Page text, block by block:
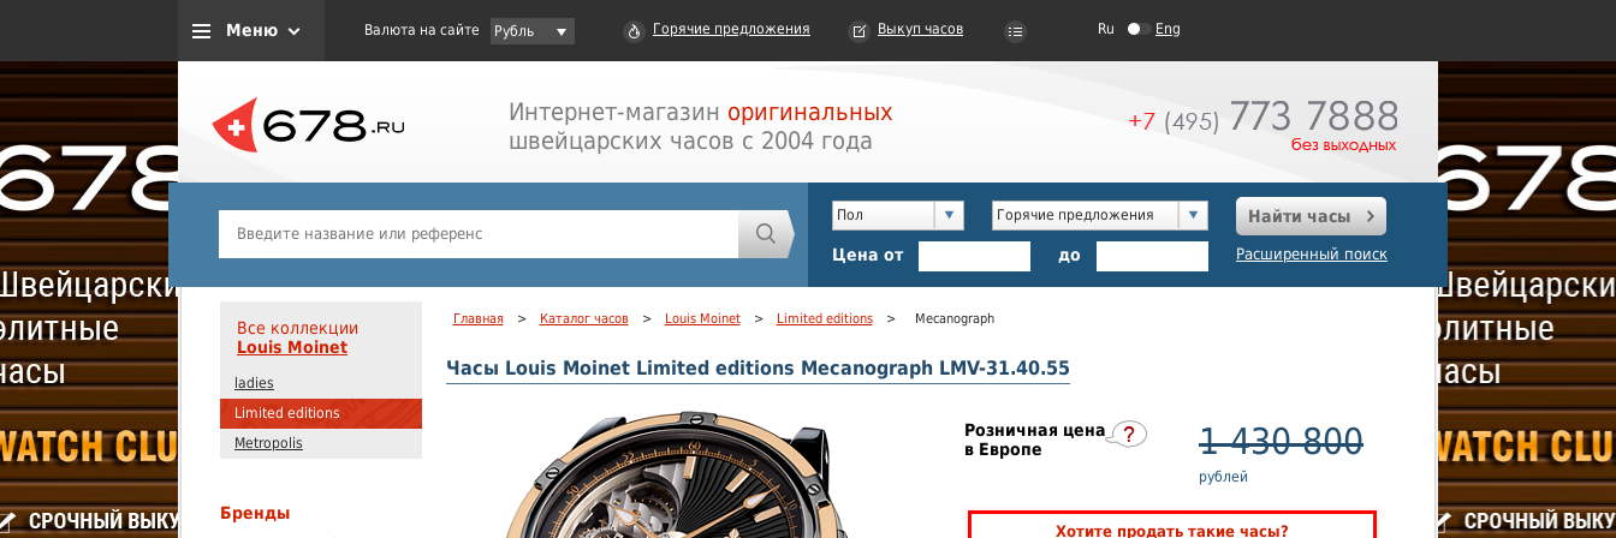
Меню Валюта на сайте Рубль Горячие предложения Выкуп часов Ru Eng
Интернет-магазин оригинальных
швейцарских часов с 2004 года
Пол Горячие предложения
Найти часы
Цена от
до Расширенный поиск
Все коллекции
Louis Moinet
ladies
Limited editions
Metropolis
Бренды
Главная > Каталог часов > Louis Moinet > Limited editions > Mecanograph
Часы Louis Moinet Limited editions Mecanograph LMV-31.40.55
Розничная цена
в Европе
1 430 800
рублей
Хотите продать такие часы?